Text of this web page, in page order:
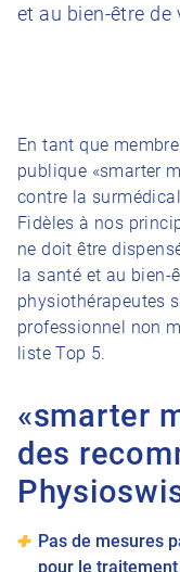
et au bien-être de
En tant que
publique «smarter
contre la
Fidèles à nos
ne doit être
la santé et au bien-
physiothérapeutes
professionnel non
liste Top 5.
«smarter
des
Pas de mesures
pour le traitement